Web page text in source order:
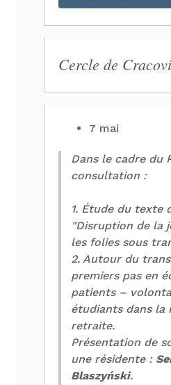
Cercle de
7 mai
Dans le cadre du
consultation :
1. Étude du texte
"Disruption de la
les folies sous
2. Autour du
premiers pas en
patients –
étudiants dans la
retraite.
Présentation de
une résidente :
Blaszyński.